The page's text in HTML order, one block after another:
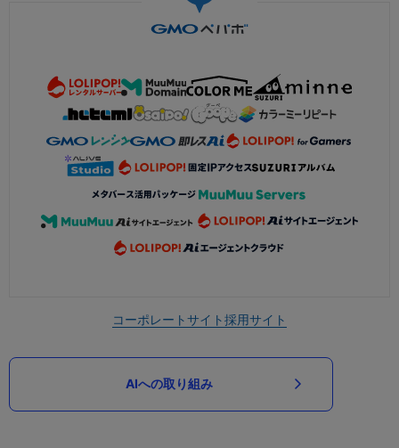
コーポレートサイト採用サイト
AIへの取り組み